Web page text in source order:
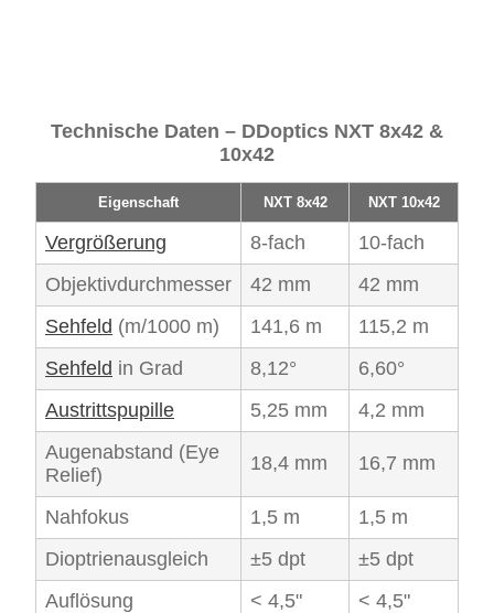
Technische Daten – DDoptics NXT 8x42 &
10x42
Eigenschaft NXT 8x42 NXT 10x42
Vergrößerung 8-fach
10-fach
Objektivdurchmesser
42 mm
42 mm
Sehfeld (m/1000 m) 141,6 m
115,2 m
Sehfeld in Grad 8,12°
6,60°
Austrittspupille
5,25 mm
4,2 mm
Augenabstand (Eye
Relief)
18,4 mm 16,7 mm
Nahfokus 1,5 m
1,5 m
Dioptrienausgleich
±5 dpt
±5 dpt
Auflösung
< 4,5"
< 4,5"